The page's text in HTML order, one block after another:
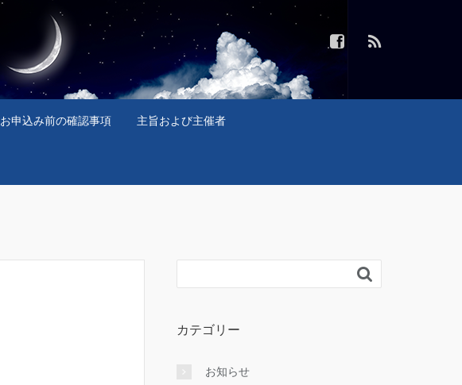
お申込み前の確認事項 主旨および主催者

カテゴリー
お知らせ